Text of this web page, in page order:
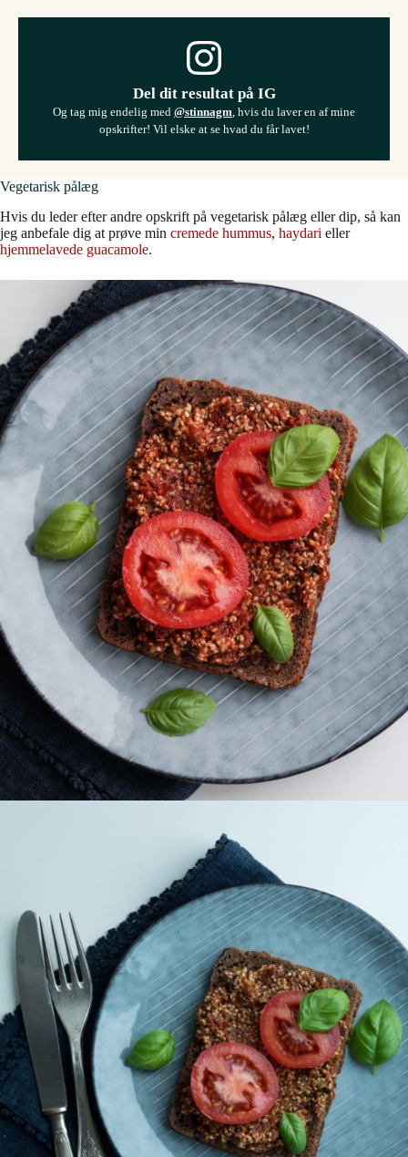
Del dit resultat på IG
Og tag mig endelig med @stinnagm, hvis du laver en af mine
opskrifter! Vil elske at se hvad du får lavet!
Vegetarisk pålæg
Hvis du leder efter andre opskrift på vegetarisk pålæg eller dip, så kan
jeg anbefale dig at prøve min cremede hummus, haydari eller
hjemmelavede guacamole.